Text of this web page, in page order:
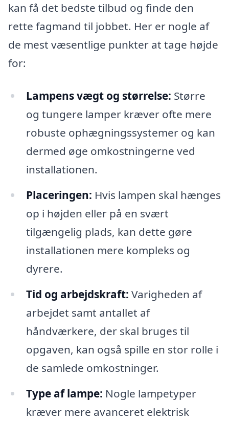
kan få det bedste tilbud og finde den
rette fagmand til jobbet. Her er nogle af
de mest væsentlige punkter at tage højde
for:
Lampens vægt og størrelse: Større
og tungere lamper kræver ofte mere
robuste ophægningssystemer og kan
dermed øge omkostningerne ved
installationen.
Placeringen: Hvis lampen skal hænges
op i højden eller på en svært
tilgængelig plads, kan dette gøre
installationen mere kompleks og
dyrere.
Tid og arbejdskraft: Varigheden af
arbejdet samt antallet af
håndværkere, der skal bruges til
opgaven, kan også spille en stor rolle i
de samlede omkostninger.
Type af lampe: Nogle lampetyper
kræver mere avanceret elektrisk